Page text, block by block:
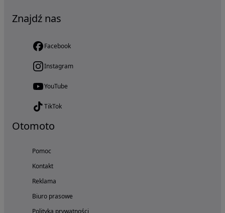
Znajdź nas
Facebook
Instagram
YouTube
TikTok
Otomoto
Pomoc
Kontakt
Reklama
Biuro prasowe
Polityka prywatności